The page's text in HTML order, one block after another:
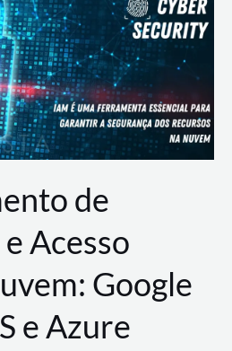
de
Acesso
Google
e Azure